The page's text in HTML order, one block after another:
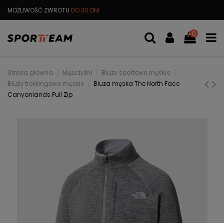
MOŻLIWOŚĆ ZWROTU DO 30 DNI
0
Strona główna Mężczyźni
Bluzy sportowe męskie
Bluzy trekkingowe męskie
Bluza męska The North Face
Canyonlands Full Zip